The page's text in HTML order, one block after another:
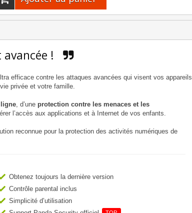
!
efficace contre les attaques avancées qui visent vos appareils
privée et votre famille.
, d’une protection contre les menaces et les
l’accès aux applications et à Internet de vos enfants.
reconnue pour la protection des activités numériques de
Obtenez toujours la dernière version
Contrôle parental inclus
Simplicité d’utilisation